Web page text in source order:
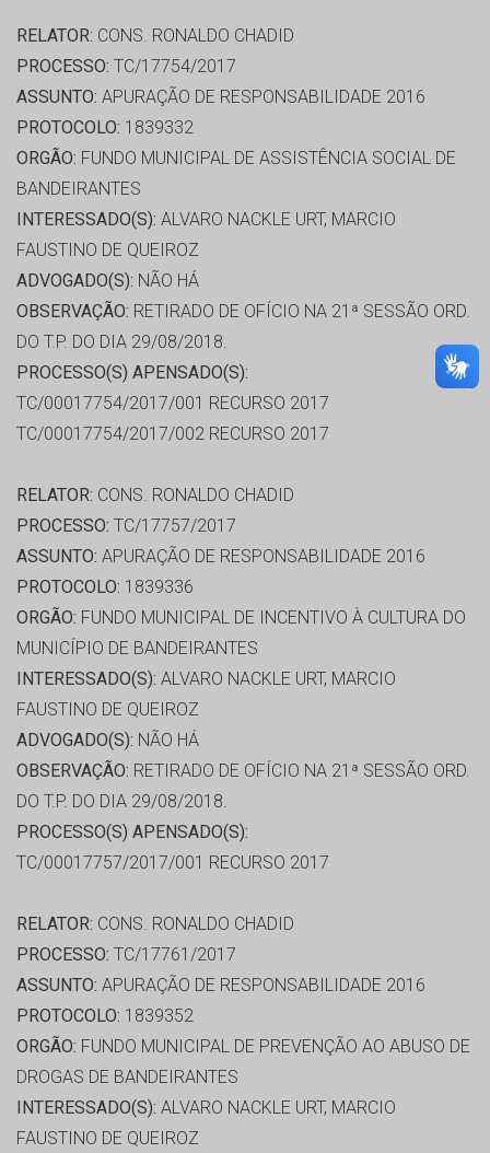
RELATOR: CONS. RONALDO CHADID
PROCESSO: TC/17754/2017
ASSUNTO: APURAÇÃO DE RESPONSABILIDADE 2016
PROTOCOLO: 1839332
ORGÃO: FUNDO MUNICIPAL DE ASSISTÊNCIA SOCIAL DE
BANDEIRANTES
INTERESSADO(S): ALVARO NACKLE URT, MARCIO
FAUSTINO DE QUEIROZ
ADVOGADO(S): NÃO HÁ
OBSERVAÇÃO: RETIRADO DE OFÍCIO NA 21ª SESSÃO ORD.
DO T.P. DO DIA 29/08/2018.
PROCESSO(S) APENSADO(S):
TC/00017754/2017/001 RECURSO 2017
TC/00017754/2017/002 RECURSO 2017
RELATOR: CONS. RONALDO CHADID
PROCESSO: TC/17757/2017
ASSUNTO: APURAÇÃO DE RESPONSABILIDADE 2016
PROTOCOLO: 1839336
ORGÃO: FUNDO MUNICIPAL DE INCENTIVO À CULTURA DO
MUNICÍPIO DE BANDEIRANTES
INTERESSADO(S): ALVARO NACKLE URT, MARCIO
FAUSTINO DE QUEIROZ
ADVOGADO(S): NÃO HÁ
OBSERVAÇÃO: RETIRADO DE OFÍCIO NA 21ª SESSÃO ORD.
DO T.P. DO DIA 29/08/2018.
PROCESSO(S) APENSADO(S):
TC/00017757/2017/001 RECURSO 2017
RELATOR: CONS. RONALDO CHADID
PROCESSO: TC/17761/2017
ASSUNTO: APURAÇÃO DE RESPONSABILIDADE 2016
PROTOCOLO: 1839352
ORGÃO: FUNDO MUNICIPAL DE PREVENÇÃO AO ABUSO DE
DROGAS DE BANDEIRANTES
INTERESSADO(S): ALVARO NACKLE URT, MARCIO
FAUSTINO DE QUEIROZ